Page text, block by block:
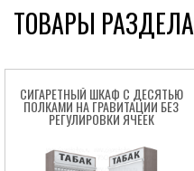
ТОВАРЫ РАЗДЕЛА
СИГАРЕТНЫЙ ШКАФ С ДЕСЯТЬЮ
ПОЛКАМИ НА ГРАВИТАЦИИ БЕЗ
РЕГУЛИРОВКИ ЯЧЕЕК